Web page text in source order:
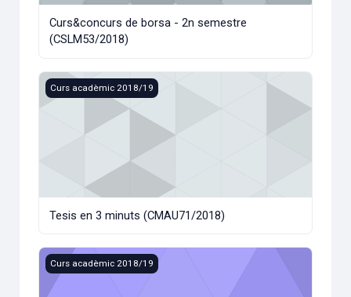
Curs&concurs de borsa - 2n semestre
(CSLM53/2018)
Tesis en 3 minuts (CMAU71/2018)
Curs acadèmic 2018/19
Tesis en 3 minuts (CMAU71/2018)
Curs i concurs de futurs amb Renta 4 (CSLM22/2018)
Curs acadèmic 2018/19